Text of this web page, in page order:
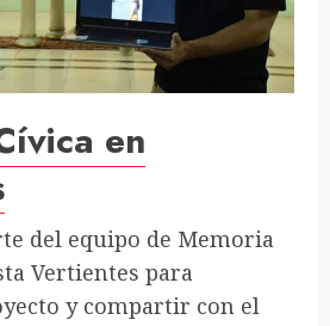
en
del equipo de Memoria
Vertientes para
y compartir con el